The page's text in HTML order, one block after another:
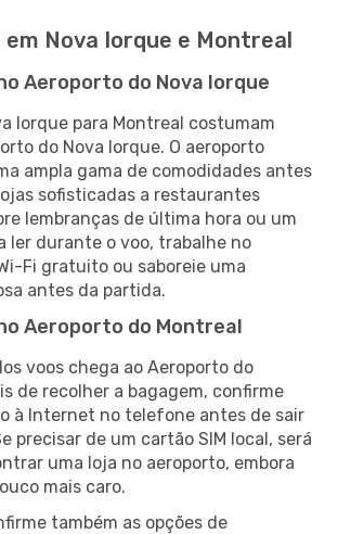
Nova Iorque e Montreal
Aeroporto do Nova Iorque
Iorque para Montreal costumam
do Nova Iorque. O aeroporto
ampla gama de comodidades antes
sofisticadas a restaurantes
lembranças de última hora ou um
ler durante o voo, trabalhe no
Fi gratuito ou saboreie uma
antes da partida.
Aeroporto do Montreal
voos chega ao Aeroporto do
de recolher a bagagem, confirme
à Internet no telefone antes de sair
precisar de um cartão SIM local, será
uma loja no aeroporto, embora
mais caro.
também as opções de